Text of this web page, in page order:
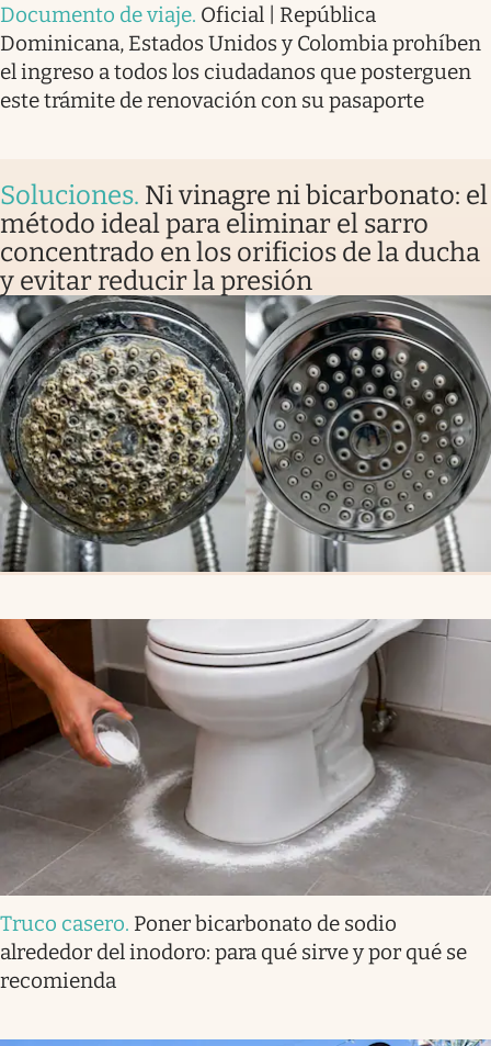
Documento de viaje. Oficial | República
Dominicana, Estados Unidos y Colombia prohíben
el ingreso a todos los ciudadanos que posterguen
este trámite de renovación con su pasaporte
Soluciones. Ni vinagre ni bicarbonato: el
método ideal para eliminar el sarro
concentrado en los orificios de la ducha
y evitar reducir la presión
Truco casero. Poner bicarbonato de sodio
alrededor del inodoro: para qué sirve y por qué se
recomienda